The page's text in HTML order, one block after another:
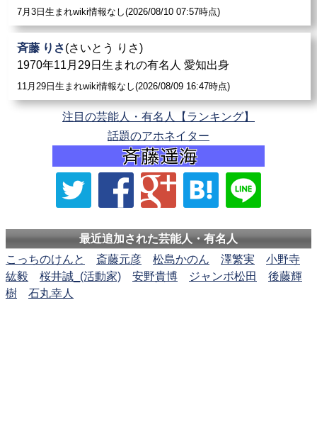
7月3日生まれwiki情報なし(2026/08/10 07:57時点)
斉藤 りさ(さいとう りさ)
1970年11月29日生まれの有名人 愛知出身
11月29日生まれwiki情報なし(2026/08/09 16:47時点)
注目の芸能人・有名人【ランキング】
話題のアホネイター
最近追加された芸能人・有名人
こっちのけんと
斎藤元彦 松島かのん 澤繁実
小野寺
紘毅
桜井誠_(活動家) 安野貴博 ジャンボ松田
後藤輝
樹
石丸幸人